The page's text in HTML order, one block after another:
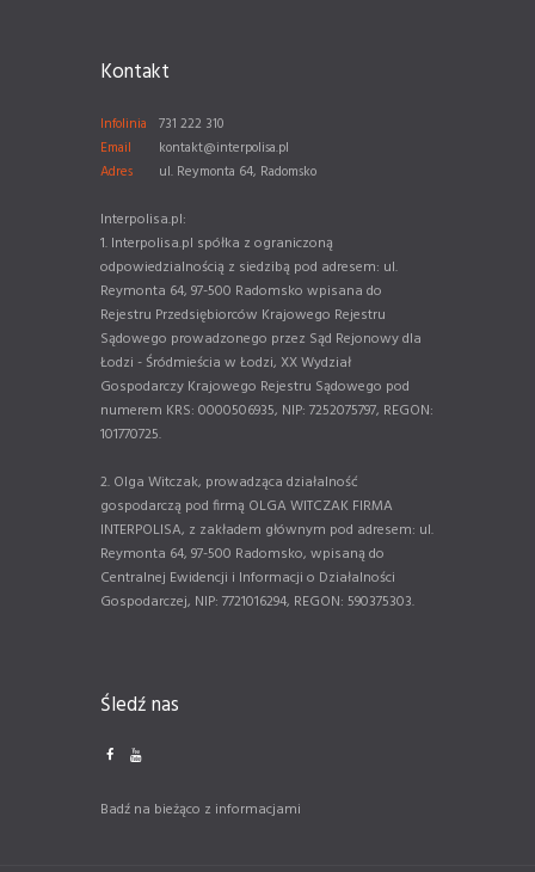
Kontakt
Infolinia
731 222 310
Email
kontakt@interpolisa.pl
Adres
ul. Reymonta 64, Radomsko
Interpolisa.pl:
1. Interpolisa.pl spółka z ograniczoną
odpowiedzialnością z siedzibą pod adresem: ul.
Reymonta 64, 97-500 Radomsko wpisana do
Rejestru Przedsiębiorców Krajowego Rejestru
Sądowego prowadzonego przez Sąd Rejonowy dla
Łodzi - Śródmieścia w Łodzi, XX Wydział
Gospodarczy Krajowego Rejestru Sądowego pod
numerem KRS: 0000506935, NIP: 7252075797, REGON:
101770725.
2. Olga Witczak, prowadząca działalność
gospodarczą pod firmą OLGA WITCZAK FIRMA
INTERPOLISA, z zakładem głównym pod adresem: ul.
Reymonta 64, 97-500 Radomsko, wpisaną do
Centralnej Ewidencji i Informacji o Działalności
Gospodarczej, NIP: 7721016294, REGON: 590375303.
Śledź nas
Badź na bieżąco z informacjami